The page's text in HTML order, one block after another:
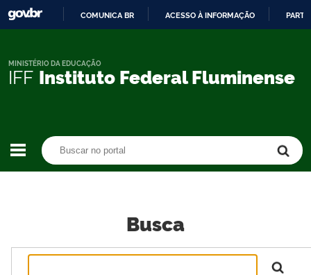
CONTEÚDO
COMUNICA BR ACESSO À INFORMAÇÃO
IFF Instituto Federal Fluminense
MINISTÉRIO DA EDUCAÇÃO
Busca